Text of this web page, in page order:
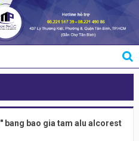
" bang bao gia tam alu alcorest